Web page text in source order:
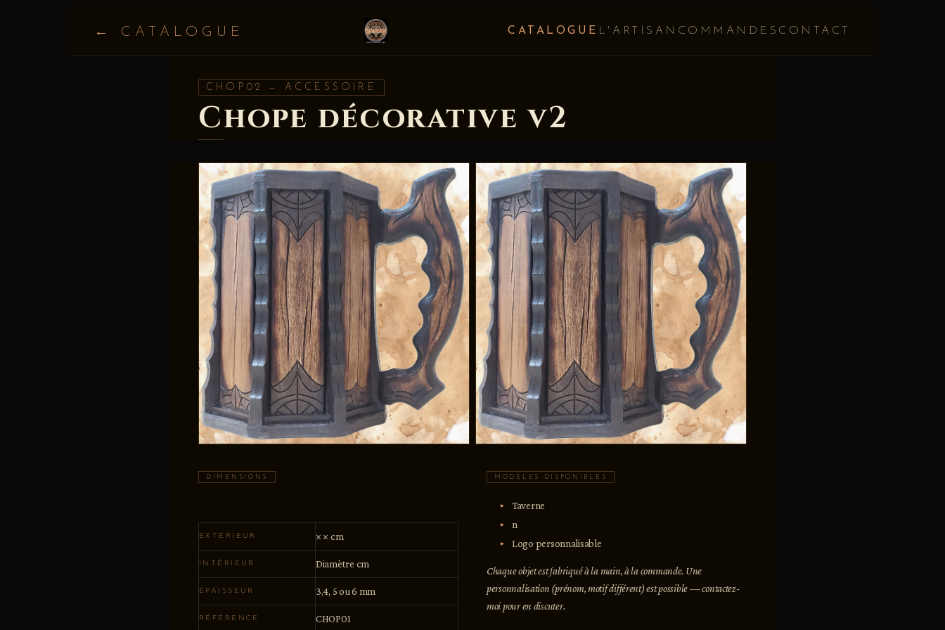
← CATALOGUE CATALOGUE L'ARTISAN COMMANDES CONTACT
CHOP02 — ACCESSOIRE
Chope décorative v2
DIMENSIONS
EXTÉRIEUR × × cm
INTÉRIEUR Diamètre cm
ÉPAISSEUR 3,4, 5 ou 6 mm
RÉFÉRENCE CHOP01
MODÈLES DISPONIBLES
Taverne
n
Logo personnalisable
Chaque objet est fabriqué à la main, à la commande. Une
personnalisation (prénom, motif différent) est possible — contactez-
moi pour en discuter.